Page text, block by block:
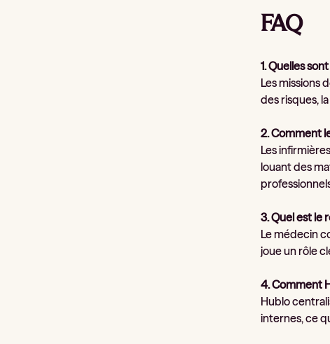
FAQ
1. Quelles
Les missions
des risques,
2. Comment
Les
louant des
3. Quel est le
Le médecin
joue un rôle
4. Comment
Hublo
internes, ce